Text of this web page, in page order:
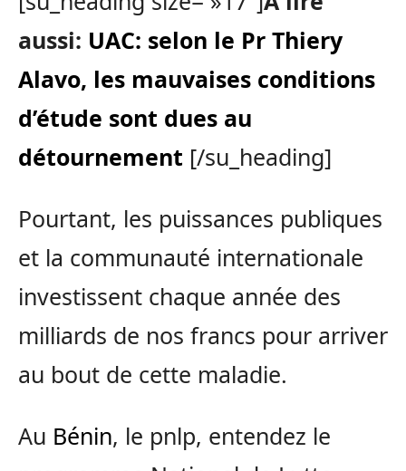
aussi: UAC: selon le Pr Thiery
Alavo, les mauvaises conditions
d’étude sont dues au
détournement [/su_heading]
Pourtant, les puissances publiques
et la communauté internationale
investissent chaque année des
milliards de nos francs pour arriver
au bout de cette maladie.
Au Bénin, le pnlp, entendez le